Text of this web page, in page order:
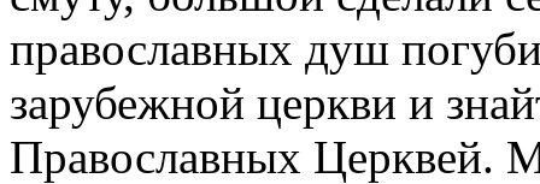
православных душ
зарубежной церкви и
Православных Церквей.